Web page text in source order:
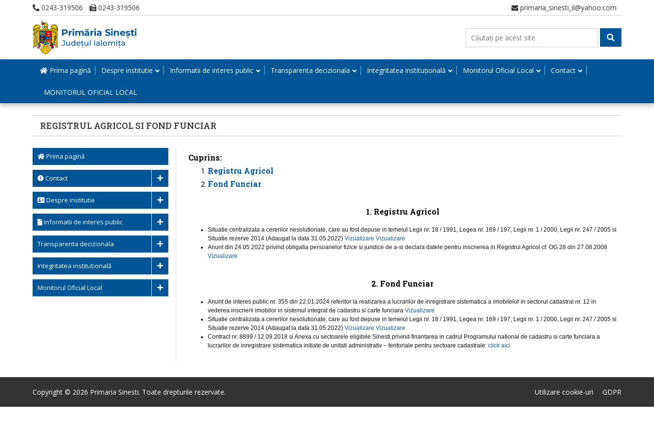
0243-319506 0243-319506 primaria_sinesti_il@yahoo.com
Prima pagină Despre institutie Informatii de interes public Transparenta decizionala Integritatea instituțională Monitorul Oficial Local Contact
MONITORUL OFICIAL LOCAL
REGISTRUL AGRICOL SI FOND FUNCIAR
Prima pagină
Contact
Despre institutie
Informatii de interes public
Transparenta decizionala
Integritatea instituțională
Monitorul Oficial Local
Cuprins:
Registru Agricol
Fond Funciar
1. Registru Agricol
Situatie centralizata a cererilor nesolutionate, care au fost depuse in temeiul Legii nr. 18 / 1991, Legea nr. 169 / 197, Legii nr. 1 / 2000, Legii nr. 247 / 2005 si
Situatie rezerve 2014 (Adaugat la data 31.05.2022) Vizualizare Vizualizare
Anunt din 24.05.2022 privind obligatia persoanelor fizice si juridice de a-si declara datele pentru inscrierea in Registrul Agricol cf. OG 28 din 27.08.2008
Vizualizare
2. Fond Funciar
Anunt de interes public nr. 355 din 22.01.2024 referitor la realizarea a lucrarilor de inregistrare sistematica a imobilelor in sectorul cadastral nr. 12 in
vederea inscrierii imobilor in sistemul integrat de cadastru si carte funciara Vizualizare
Situatie centralizata a cererilor nesolutionate, care au fost depuse in temeiul Legii nr. 18 / 1991, Legea nr. 169 / 197, Legii nr. 1 / 2000, Legii nr. 247 / 2005 si
Situatie rezerve 2014 (Adaugat la data 31.05.2022) Vizualizare Vizualizare
Contract nr. 8899 / 12.09.2018 si Anexa cu sectoarele eligibile Sinesti privind finantarea in cadrul Programului national de cadastru si carte funciara a
lucrarilor de inregistrare sistematica initiate de unitati administrativ – teritoriale pentru sectoare cadastrale: click aici
Copyright © 2026 Primaria Sinesti. Toate drepturile rezervate. Utilizare cookie-uri GDPR